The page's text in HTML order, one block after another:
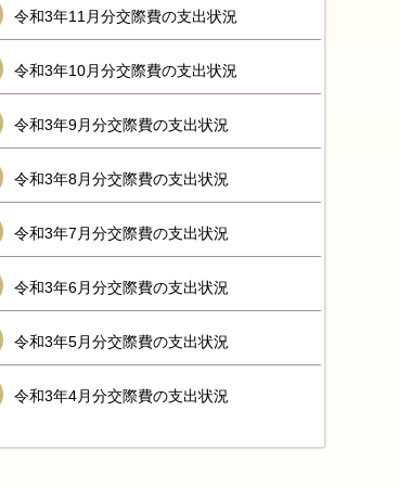
令和3年11月分交際費の支出状況
令和3年10月分交際費の支出状況
令和3年9月分交際費の支出状況
令和3年8月分交際費の支出状況
令和3年7月分交際費の支出状況
令和3年6月分交際費の支出状況
令和3年5月分交際費の支出状況
令和3年4月分交際費の支出状況